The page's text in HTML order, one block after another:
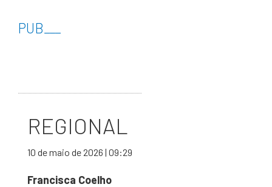
PUB
REGIONAL
10 de maio de 2026 | 09:29
Francisca Coelho